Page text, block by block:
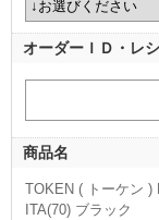
オーダーＩＤ・レ
商品名
TOKEN ( トーケン )
ITA(70) ブラック